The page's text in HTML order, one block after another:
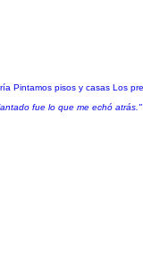
pisos y casas Los
fue lo que me echó atrás."